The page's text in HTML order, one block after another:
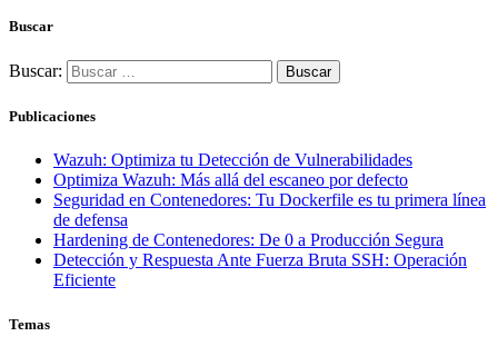
Buscar
Buscar:
Publicaciones
Wazuh: Optimiza tu Detección de Vulnerabilidades
Optimiza Wazuh: Más allá del escaneo por defecto
Seguridad en Contenedores: Tu Dockerfile es tu primera línea
de defensa
Hardening de Contenedores: De 0 a Producción Segura
Detección y Respuesta Ante Fuerza Bruta SSH: Operación
Eficiente
Temas